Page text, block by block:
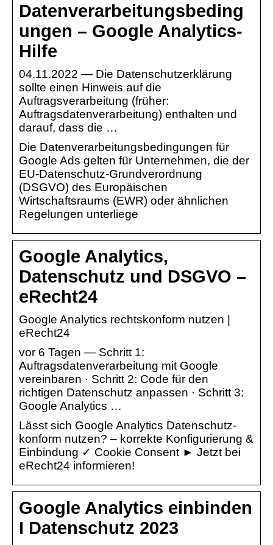
Datenverarbeitungsbeding
ungen – Google Analytics-
Hilfe
04.11.2022 — Die Datenschutzerklärung
sollte einen Hinweis auf die
Auftragsverarbeitung (früher:
Auftragsdatenverarbeitung) enthalten und
darauf, dass die …
Die Datenverarbeitungsbedingungen für
Google Ads gelten für Unternehmen, die der
EU-Datenschutz-Grundverordnung
(DSGVO) des Europäischen
Wirtschaftsraums (EWR) oder ähnlichen
Regelungen unterliege
Google Analytics,
Datenschutz und DSGVO –
eRecht24
Google Analytics rechtskonform nutzen |
eRecht24
vor 6 Tagen — Schritt 1:
Auftragsdatenverarbeitung mit Google
vereinbaren · Schritt 2: Code für den
richtigen Datenschutz anpassen · Schritt 3:
Google Analytics …
Lässt sich Google Analytics Datenschutz-
konform nutzen? – korrekte Konfigurierung &
Einbindung ✓ Cookie Consent ► Jetzt bei
eRecht24 informieren!
Google Analytics einbinden
I Datenschutz 2023